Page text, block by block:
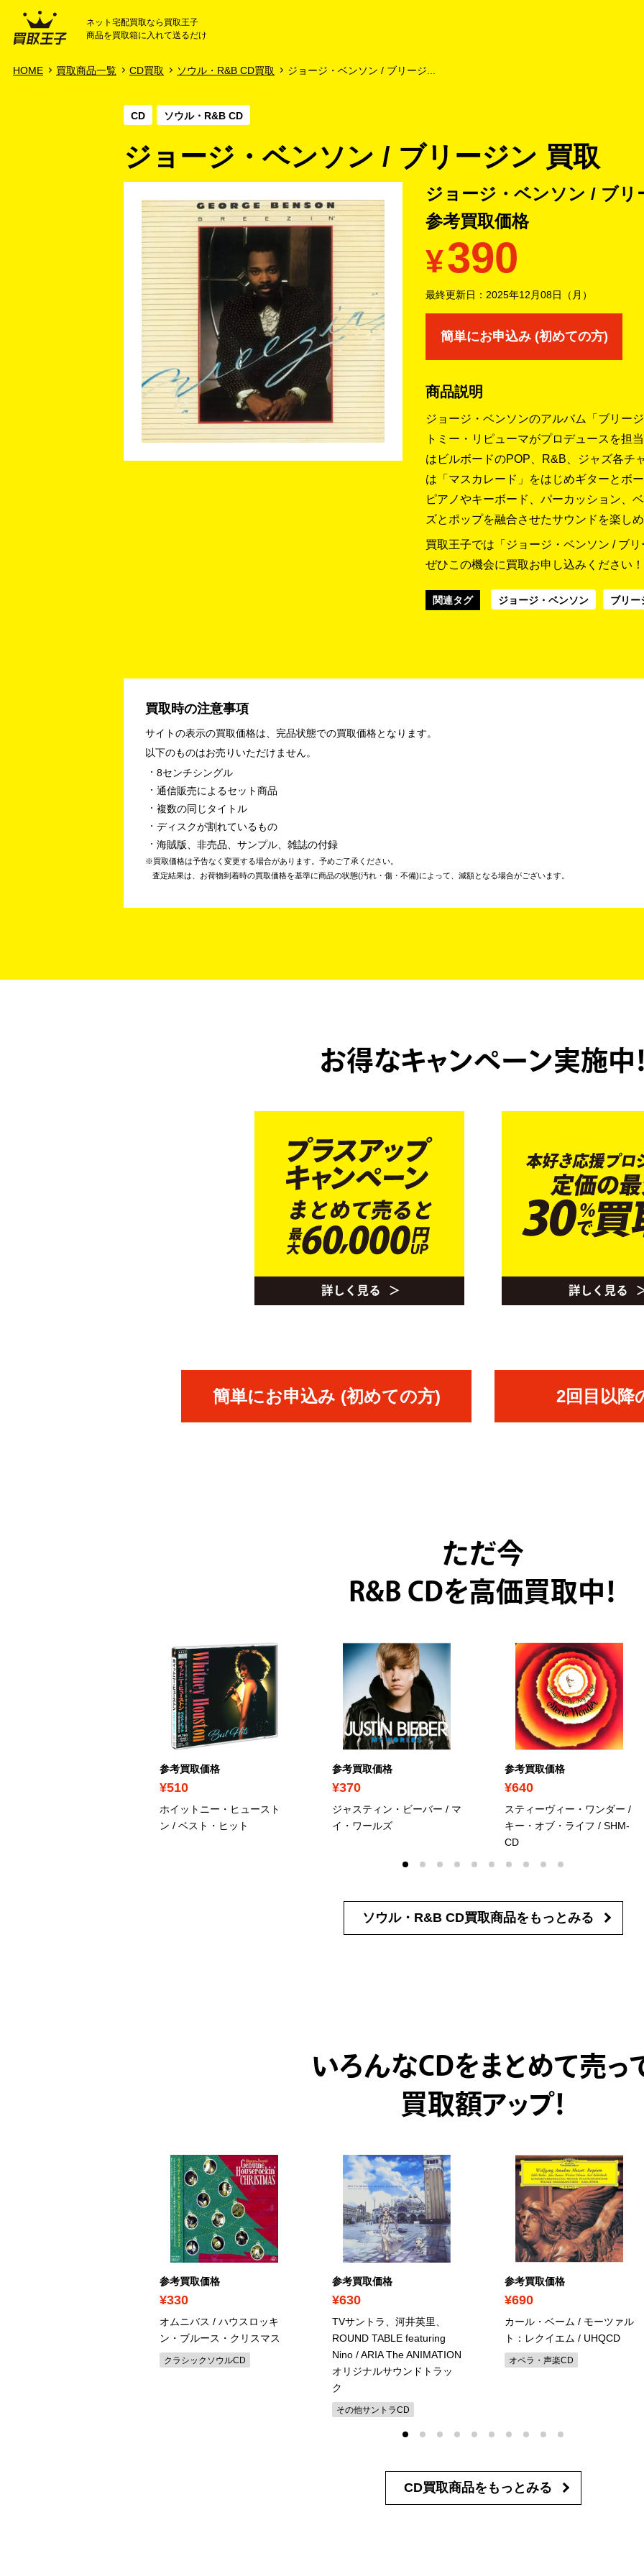
HOME
ネット宅配買取なら買取王子
商品を買取箱に入れて送るだけ
HOME 買取商品一覧 CD買取 ソウル・R&B CD買取 ジョージ・ベンソン / ブリージ...
CD ソウル・R&B CD
ジョージ・ベンソン / ブリージン 買取
ジョージ・ベンソン / ブリ
参考買取価格
¥390
最終更新日： 2025年12月08日（月）
簡単にお申込み (初めての方)
商品説明
ジョージ・ベンソンのアルバム「ブリー
トミー・リピューマがプロデュースを担
はビルボードのPOP、R&B、ジャズ各チ
は「マスカレード」をはじめギターとボ
ピアノやキーボード、パーカッション、
ズとポップを融合させたサウンドを楽し
買取王子では「ジョージ・ベンソン / ブ
ぜひこの機会に買取お申し込みください！
関連タグ ジョージ・ベンソン ブリー
買取時の注意事項
サイトの表示の買取価格は、完品状態での買取価格となります。
以下のものはお売りいただけません。
8センチシングル
通信販売によるセット商品
複数の同じタイトル
ディスクが割れているもの
海賊版、非売品、サンプル、雑誌の付録
買取価格は予告なく変更する場合があります。予めご了承ください。
査定結果は、お荷物到着時の買取価格を基準に商品の状態(汚れ・傷・不備)によって、減額となる場合がございます。
お得なキャンペーン実施中
簡単にお申込み (初めての方) 2回目以降
ただ今
R&B CDを高価買取中！
参考買取価格
¥510
ホイットニー・ヒュースト
ン / ベスト・ヒット
参考買取価格
¥370
ジャスティン・ビーバー / マ
イ・ワールズ
参考買取価格
¥640
スティーヴィー・ワンダー /
キー・オブ・ライフ / SHM-
CD
ソウル・R&B CD買取商品を もっとみる
いろんなCDをまとめて売っ
買取額アップ！
参考買取価格
¥330
オムニバス / ハウスロッキ
ン・ブルース・クリスマス
クラシックソウルCD
参考買取価格
¥630
TVサントラ、河井英里、
ROUND TABLE featuring
Nino / ARIA The ANIMATION
オリジナルサウンドトラッ
ク
その他サントラCD
参考買取価格
¥690
カール・ベーム / モーツァル
ト：レクイエム / UHQCD
オペラ・声楽CD
CD買取商品を もっとみる